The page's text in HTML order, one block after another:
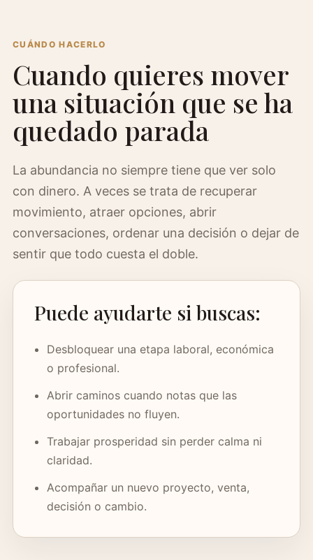
CUÁNDO HACERLO
Cuando quieres mover
una situación que se ha
quedado parada
La abundancia no siempre tiene que ver solo
con dinero. A veces se trata de recuperar
movimiento, atraer opciones, abrir
conversaciones, ordenar una decisión o dejar de
sentir que todo cuesta el doble.
Puede ayudarte si buscas:
Desbloquear una etapa laboral, económica
o profesional.
Abrir caminos cuando notas que las
oportunidades no fluyen.
Trabajar prosperidad sin perder calma ni
claridad.
Acompañar un nuevo proyecto, venta,
decisión o cambio.